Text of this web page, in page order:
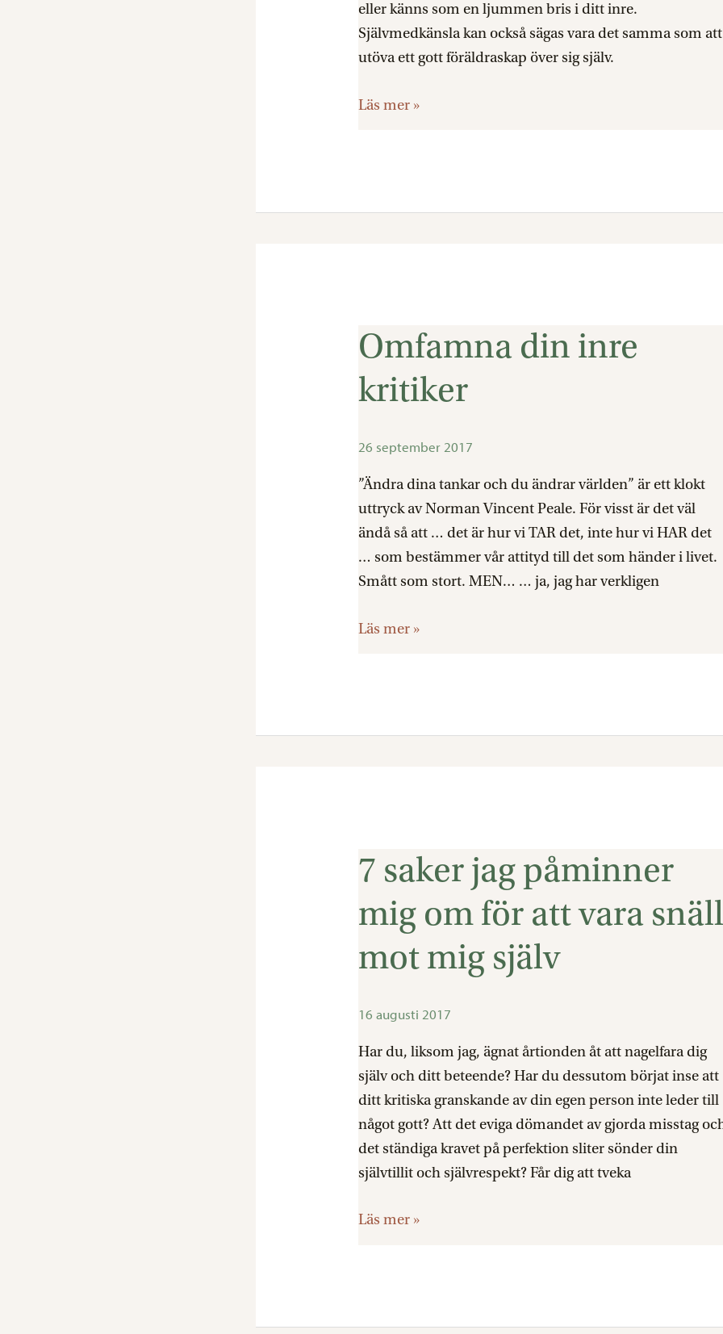
eller känns som en ljummen bris i ditt inre.
Självmedkänsla kan också sägas vara det samma som att
utöva ett gott föräldraskap över sig själv.
Läs mer »
Omfamna din inre
kritiker
26 september 2017
”Ändra dina tankar och du ändrar världen” är ett klokt
uttryck av Norman Vincent Peale. För visst är det väl
ändå så att … det är hur vi TAR det, inte hur vi HAR det
… som bestämmer vår attityd till det som händer i livet.
Smått som stort. MEN… … ja, jag har verkligen
Omfamna
din
inre
Läs mer »
7 saker jag påminner
mig om för att vara snäll
mot mig själv
16 augusti 2017
Har du, liksom jag, ägnat årtionden åt att nagelfara dig
själv och ditt beteende? Har du dessutom börjat inse att
ditt kritiska granskande av din egen person inte leder till
något gott? Att det eviga dömandet av gjorda misstag
det ständiga kravet på perfektion sliter sönder din
självtillit och självrespekt? Får dig att tveka
7
saker
jag
påminner
mig
vara
snäll
mot
mig
själv
Läs mer »